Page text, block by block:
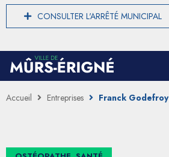
CONSULTER L'ARRÊTÉ MUNICIPAL
Accueil Entreprises Franck Godefroy